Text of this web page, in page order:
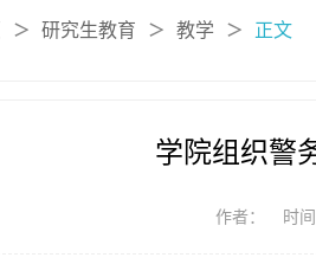
＞ 研究生教育 ＞ 教学 ＞ 正文
学院组织警
作者： 时